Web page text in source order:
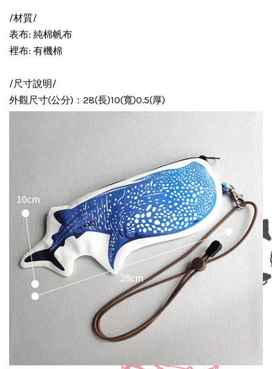
/材質/
表布: 純棉帆布
裡布: 有機棉
/尺寸說明/
外觀尺寸(公分)：28(長)10(寬)0.5(厚)